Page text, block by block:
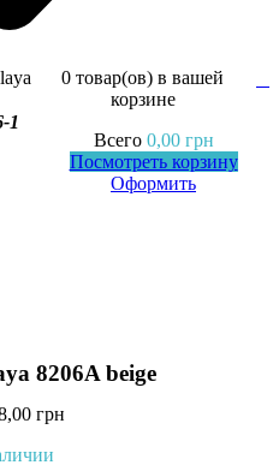
0 товар(ов) в вашей
корзине
Всего 0,00 грн
Посмотреть корзину
Оформить
1
8206A beige
грн